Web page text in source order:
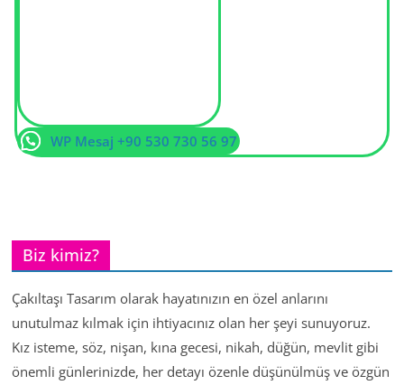
WP Mesaj +90 530 730 56 97
Biz kimiz?
Çakıltaşı Tasarım olarak hayatınızın en özel anlarını
unutulmaz kılmak için ihtiyacınız olan her şeyi sunuyoruz.
Kız isteme, söz, nişan, kına gecesi, nikah, düğün, mevlit gibi
önemli günlerinizde, her detayı özenle düşünülmüş ve özgün